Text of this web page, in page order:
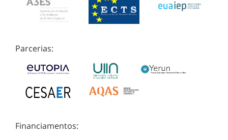
Parcerias:
Financiamentos: